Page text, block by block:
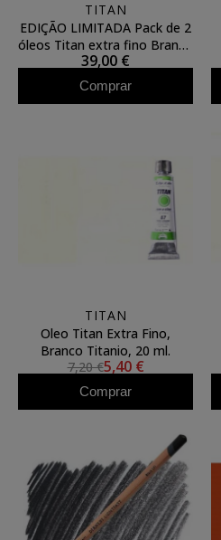
TITAN
EDIÇÃO LIMITADA Pack de 2
óleos Titan extra fino Branco
Titânio 200ml
39,00 €
Comprar
TITAN
Oleo Titan Extra Fino,
Branco Titanio, 20 ml.
7,20 €5,40 €
Comprar